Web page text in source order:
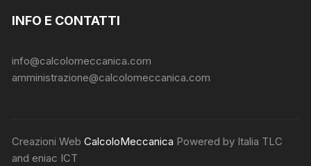
INFO E CONTATTI
info@calcolomeccanica.com
amministrazione@calcolomeccanica.com
Creazioni WebCalcoloMeccanica Powered by Italia TLC
and eniac ICT